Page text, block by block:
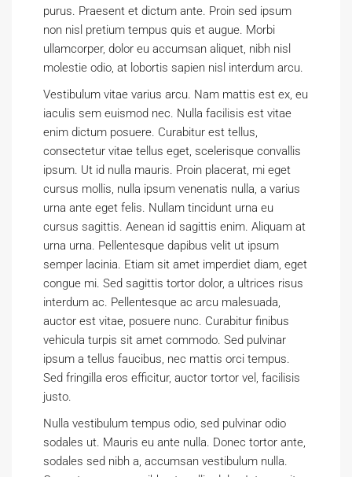
purus. Praesent et dictum ante. Proin sed ipsum
non nisl pretium tempus quis et augue. Morbi
ullamcorper, dolor eu accumsan aliquet, nibh nisl
molestie odio, at lobortis sapien nisl interdum arcu.
Vestibulum vitae varius arcu. Nam mattis est ex, eu
iaculis sem euismod nec. Nulla facilisis est vitae
enim dictum posuere. Curabitur est tellus,
consectetur vitae tellus eget, scelerisque convallis
ipsum. Ut id nulla mauris. Proin placerat, mi eget
cursus mollis, nulla ipsum venenatis nulla, a varius
urna ante eget felis. Nullam tincidunt urna eu
cursus sagittis. Aenean id sagittis enim. Aliquam at
urna urna. Pellentesque dapibus velit ut ipsum
semper lacinia. Etiam sit amet imperdiet diam, eget
congue mi. Sed sagittis tortor dolor, a ultrices risus
interdum ac. Pellentesque ac arcu malesuada,
auctor est vitae, posuere nunc. Curabitur finibus
vehicula turpis sit amet commodo. Sed pulvinar
ipsum a tellus faucibus, nec mattis orci tempus.
Sed fringilla eros efficitur, auctor tortor vel, facilisis
justo.
Nulla vestibulum tempus odio, sed pulvinar odio
sodales ut. Mauris eu ante nulla. Donec tortor ante,
sodales sed nibh a, accumsan vestibulum nulla.